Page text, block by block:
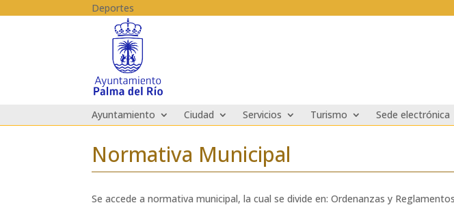
Deportes
Ayuntamiento Ciudad Servicios Turismo Sede electrónica
Normativa Municipal
Se accede a normativa municipal, la cual se divide en: Ordenanzas y